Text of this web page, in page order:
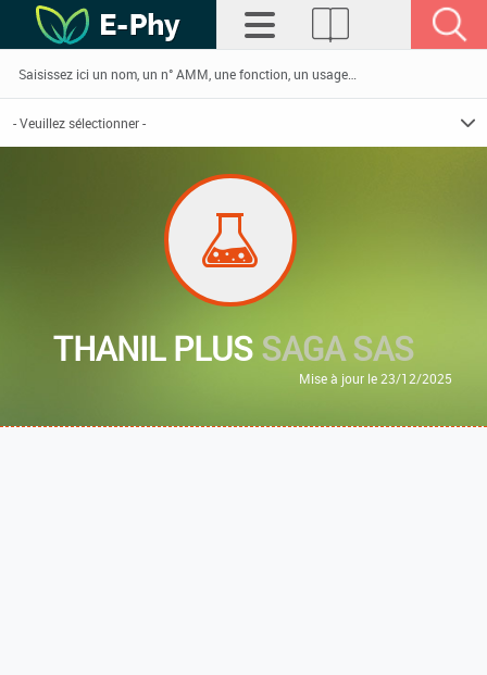
THANIL PLUSSAGA SAS
Mise à jour le 23/12/2025